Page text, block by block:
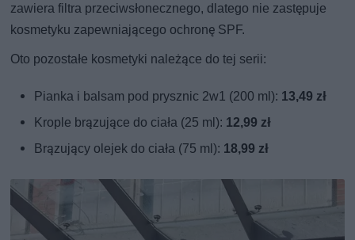
zawiera filtra przeciwsłonecznego, dlatego nie zastępuje
kosmetyku zapewniającego ochronę SPF.
Oto pozostałe kosmetyki należące do tej serii:
Pianka i balsam pod prysznic 2w1 (200 ml): 13,49 zł
Krople brązujące do ciała (25 ml): 12,99 zł
Brązujący olejek do ciała (75 ml): 18,99 zł